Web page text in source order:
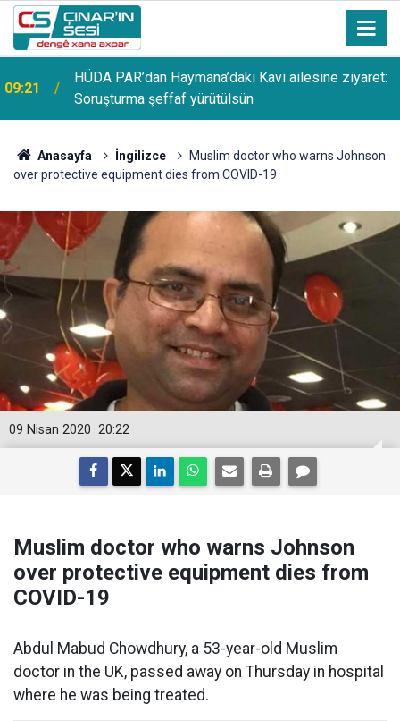
09:21
HÜDA PAR’dan Haymana’daki Kavi ailesine ziyaret:
Soruşturma şeffaf yürütülsün
Anasayfa İngilizce
Muslim doctor who warns Johnson
over protective equipment dies from COVID-19
20:22
09 Nisan 2020
Muslim doctor who warns Johnson
over protective equipment dies from
COVID-19
Abdul Mabud Chowdhury, a 53-year-old Muslim
doctor in the UK, passed away on Thursday in hospital
where he was being treated.